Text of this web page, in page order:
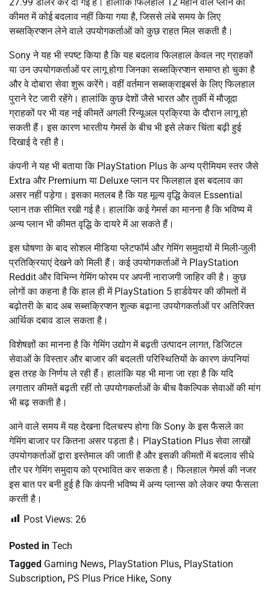
कीमत में कोई बदलाव नहीं किया गया है, जिससे लंबे समय के लिए
सब्सक्रिप्शन लेने वाले उपयोगकर्ताओं को कुछ राहत मिल सकती है।
Sony ने यह भी स्पष्ट किया है कि यह बदलाव फिलहाल केवल नए ग्राहकों
या उन उपयोगकर्ताओं पर लागू होगा जिनका सब्सक्रिप्शन समाप्त हो चुका है
और वे दोबारा सेवा शुरू करेंगे। वहीं वर्तमान सब्सक्राइबर्स के लिए फिलहाल
पुराने रेट जारी रहेंगे। हालांकि कुछ देशों जैसे भारत और तुर्की में मौजूदा
ग्राहकों पर भी यह नई कीमतें अगली रिन्यूअल प्रक्रिया के दौरान लागू हो
सकती हैं। इस कारण भारतीय गेमर्स के बीच भी इसे लेकर चिंता बढ़ी हुई
दिखाई दे रही है।
कंपनी ने यह भी बताया कि PlayStation Plus के अन्य प्रीमियम स्तर जैसे
Extra और Premium या Deluxe प्लान पर फिलहाल इस बदलाव का
असर नहीं पड़ेगा। इसका मतलब है कि यह मूल्य वृद्धि केवल Essential
प्लान तक सीमित रखी गई है। हालांकि कई गेमर्स का मानना है कि भविष्य में
अन्य प्लान भी कीमत वृद्धि के दायरे में आ सकते हैं।
इस घोषणा के बाद सोशल मीडिया प्लेटफॉर्म और गेमिंग समुदायों में मिली-जुली
प्रतिक्रियाएं देखने को मिली हैं। कई उपयोगकर्ताओं ने PlayStation
Reddit और विभिन्न गेमिंग फोरम पर अपनी नाराजगी जाहिर की है। कुछ
लोगों का कहना है कि हाल ही में PlayStation 5 हार्डवेयर की कीमतों में
बढ़ोतरी के बाद अब सब्सक्रिप्शन शुल्क बढ़ाना उपयोगकर्ताओं पर अतिरिक्त
आर्थिक दबाव डाल सकता है।
विशेषज्ञों का मानना है कि गेमिंग उद्योग में बढ़ती उत्पादन लागत, डिजिटल
सेवाओं के विस्तार और बाजार की बदलती परिस्थितियों के कारण कंपनियां
इस तरह के निर्णय ले रही हैं। हालांकि यह भी माना जा रहा है कि यदि
लगातार कीमतें बढ़ती रहीं तो उपयोगकर्ताओं के बीच वैकल्पिक सेवाओं की मांग
भी बढ़ सकती है।
आने वाले समय में यह देखना दिलचस्प होगा कि Sony के इस फैसले का
गेमिंग बाजार पर कितना असर पड़ता है। PlayStation Plus सेवा लाखों
उपयोगकर्ताओं द्वारा इस्तेमाल की जाती है और इसकी कीमतों में बदलाव सीधे
तौर पर गेमिंग समुदाय को प्रभावित कर सकता है। फिलहाल गेमर्स की नजर
इस बात पर बनी हुई है कि कंपनी भविष्य में अन्य प्लान्स को लेकर क्या फैसला
करती है।
Post Views: 26
Posted in Tech
Tagged Gaming News, PlayStation Plus, PlayStation
Subscription, PS Plus Price Hike, Sony